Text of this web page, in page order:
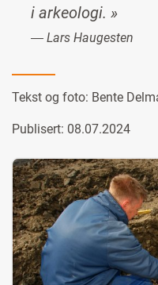
Tekst og foto: Bente
Publisert: 08.07.2024
i arkeologi. »
― Lars Haugesten